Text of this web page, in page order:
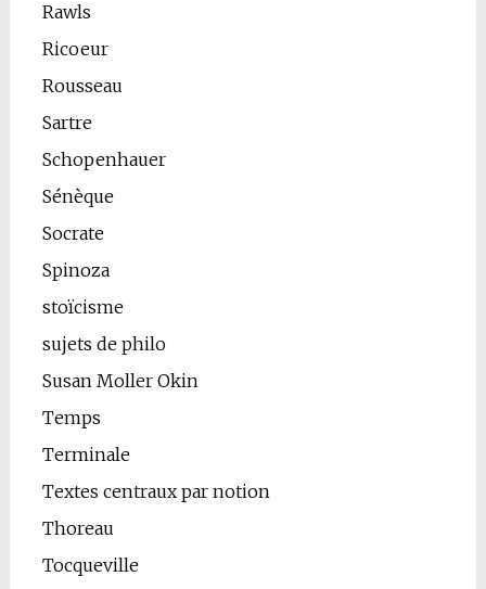
Rawls
Ricoeur
Rousseau
Sartre
Schopenhauer
Sénèque
Socrate
Spinoza
stoïcisme
sujets de philo
Susan Moller Okin
Temps
Terminale
Textes centraux par notion
Thoreau
Tocqueville